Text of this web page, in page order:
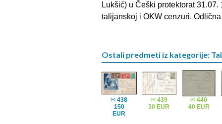
Lukšić) u Češki protektorat
talijanskoj i OKW cenzuri.
Ostali predmeti iz kategorije:
✉438
150
EUR
✉ 439
30 EUR
✉440
40 EUR